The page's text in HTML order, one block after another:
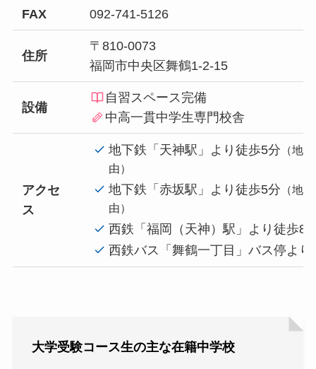
FAX 092-741-5126
住所
〒810-0073
福岡市中央区舞鶴1-2-15
設備
自習スペース完備
中高一貫中学生専門校舎
アクセ
ス
地下鉄「天神駅」より徒歩5分 （地
由）
地下鉄「赤坂駅」より徒歩5分 （地
由）
西鉄「福岡（天神）駅」より徒歩8
西鉄バス「舞鶴一丁目」バス停より
大学受験コース生の主な在籍中学校